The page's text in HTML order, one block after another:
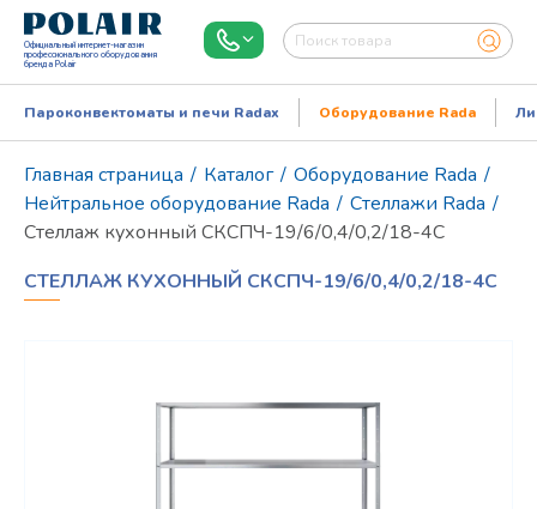
Официальный интернет-магазин
профессионального оборудования
бренда Polair
Режим работы:Пн..Пт: 9.00-18.00
Пароконвектоматы и печи Radax Оборудование Rada
Главная страница / Каталог / Оборудование Rada /
Нейтральное оборудование Rada / Стеллажи Rada /
Стеллаж кухонный СКСПЧ-19/6/0,4/0,2/18-4С
СТЕЛЛАЖ КУХОННЫЙ СКСПЧ-19/6/0,4/0,2/18-4С